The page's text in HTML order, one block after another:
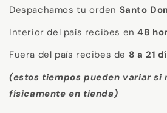
Despachamos tu orden Santo
Interior del país recibes en48
Fuera del país recibes de 8 a 21
(estos tiempos pueden variar si
físicamente en tienda)